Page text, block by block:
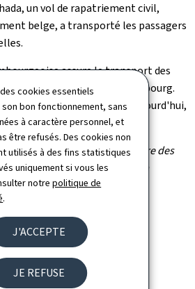
cookies essentiels
bon fonctionnement, sans
à caractère personnel, et
être refusés. Des cookies non
utilisés à des fins statistiques
uniquement si vous les
notrepolitique de
.
J'ACCEPTE
JE REFUSE
un vol de rapatriement civil,
belge, a transporté les passagers
assure le transport des
à l'aéroport de Luxembourg.
Luxembourg est prévue aujourd'hui,
de la défense / le ministère des
de la Défense, de la
extérieur